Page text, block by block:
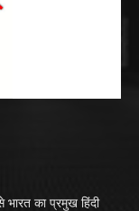
भारत का प्रमुख हिंदी